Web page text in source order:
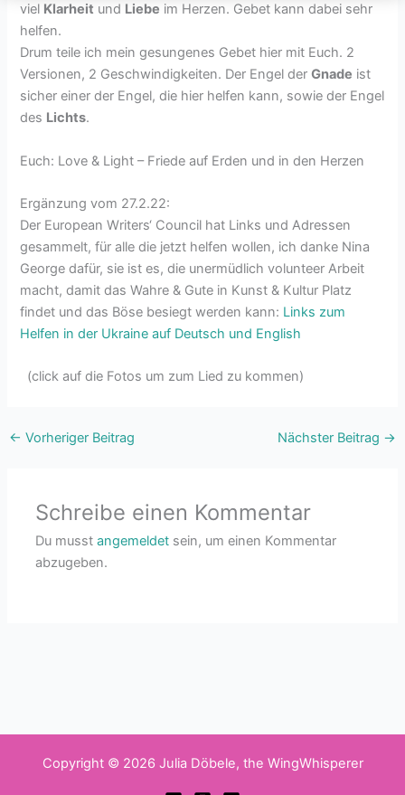
viel Klarheit und Liebe im Herzen. Gebet kann dabei sehr
helfen.
Drum teile ich mein gesungenes Gebet hier mit Euch. 2
Versionen, 2 Geschwindigkeiten. Der Engel derGnade ist
sicher einer der Engel, die hier helfen kann, sowie der Engel
des Lichts.
Euch: Love & Light – Friede auf Erden und in den Herzen
Ergänzung vom 27.2.22:
Der European Writers‘ Council hat Links und Adressen
gesammelt, für alle die jetzt helfen wollen, ich danke Nina
George dafür, sie ist es, die unermüdlich volunteer Arbeit
macht, damit das Wahre & Gute in Kunst & Kultur Platz
findet und das Böse besiegt werden kann: Links zum
Helfen in der Ukraine auf Deutsch und English
(click auf die Fotos um zum Lied zu kommen)
← Vorheriger Beitrag Nächster Beitrag →
Schreibe einen Kommentar
Du musstangemeldet sein, um einen Kommentar
abzugeben.
Copyright © 2026 Julia Döbele, the WingWhisperer